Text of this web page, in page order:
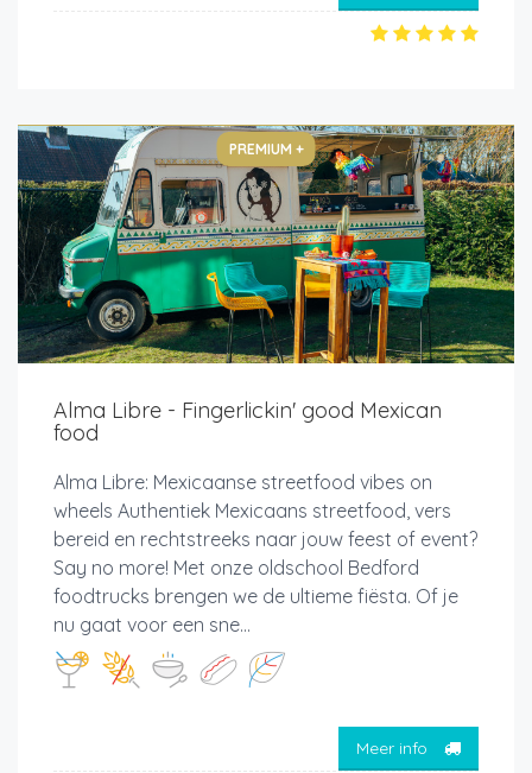
PREMIUM +
Alma Libre - Fingerlickin' good Mexican
food
Alma Libre: Mexicaanse streetfood vibes on
wheels Authentiek Mexicaans streetfood, vers
bereid en rechtstreeks naar jouw feest of event?
Say no more! Met onze oldschool Bedford
foodtrucks brengen we de ultieme fiësta. Of je
nu gaat voor een sne...
Meer info